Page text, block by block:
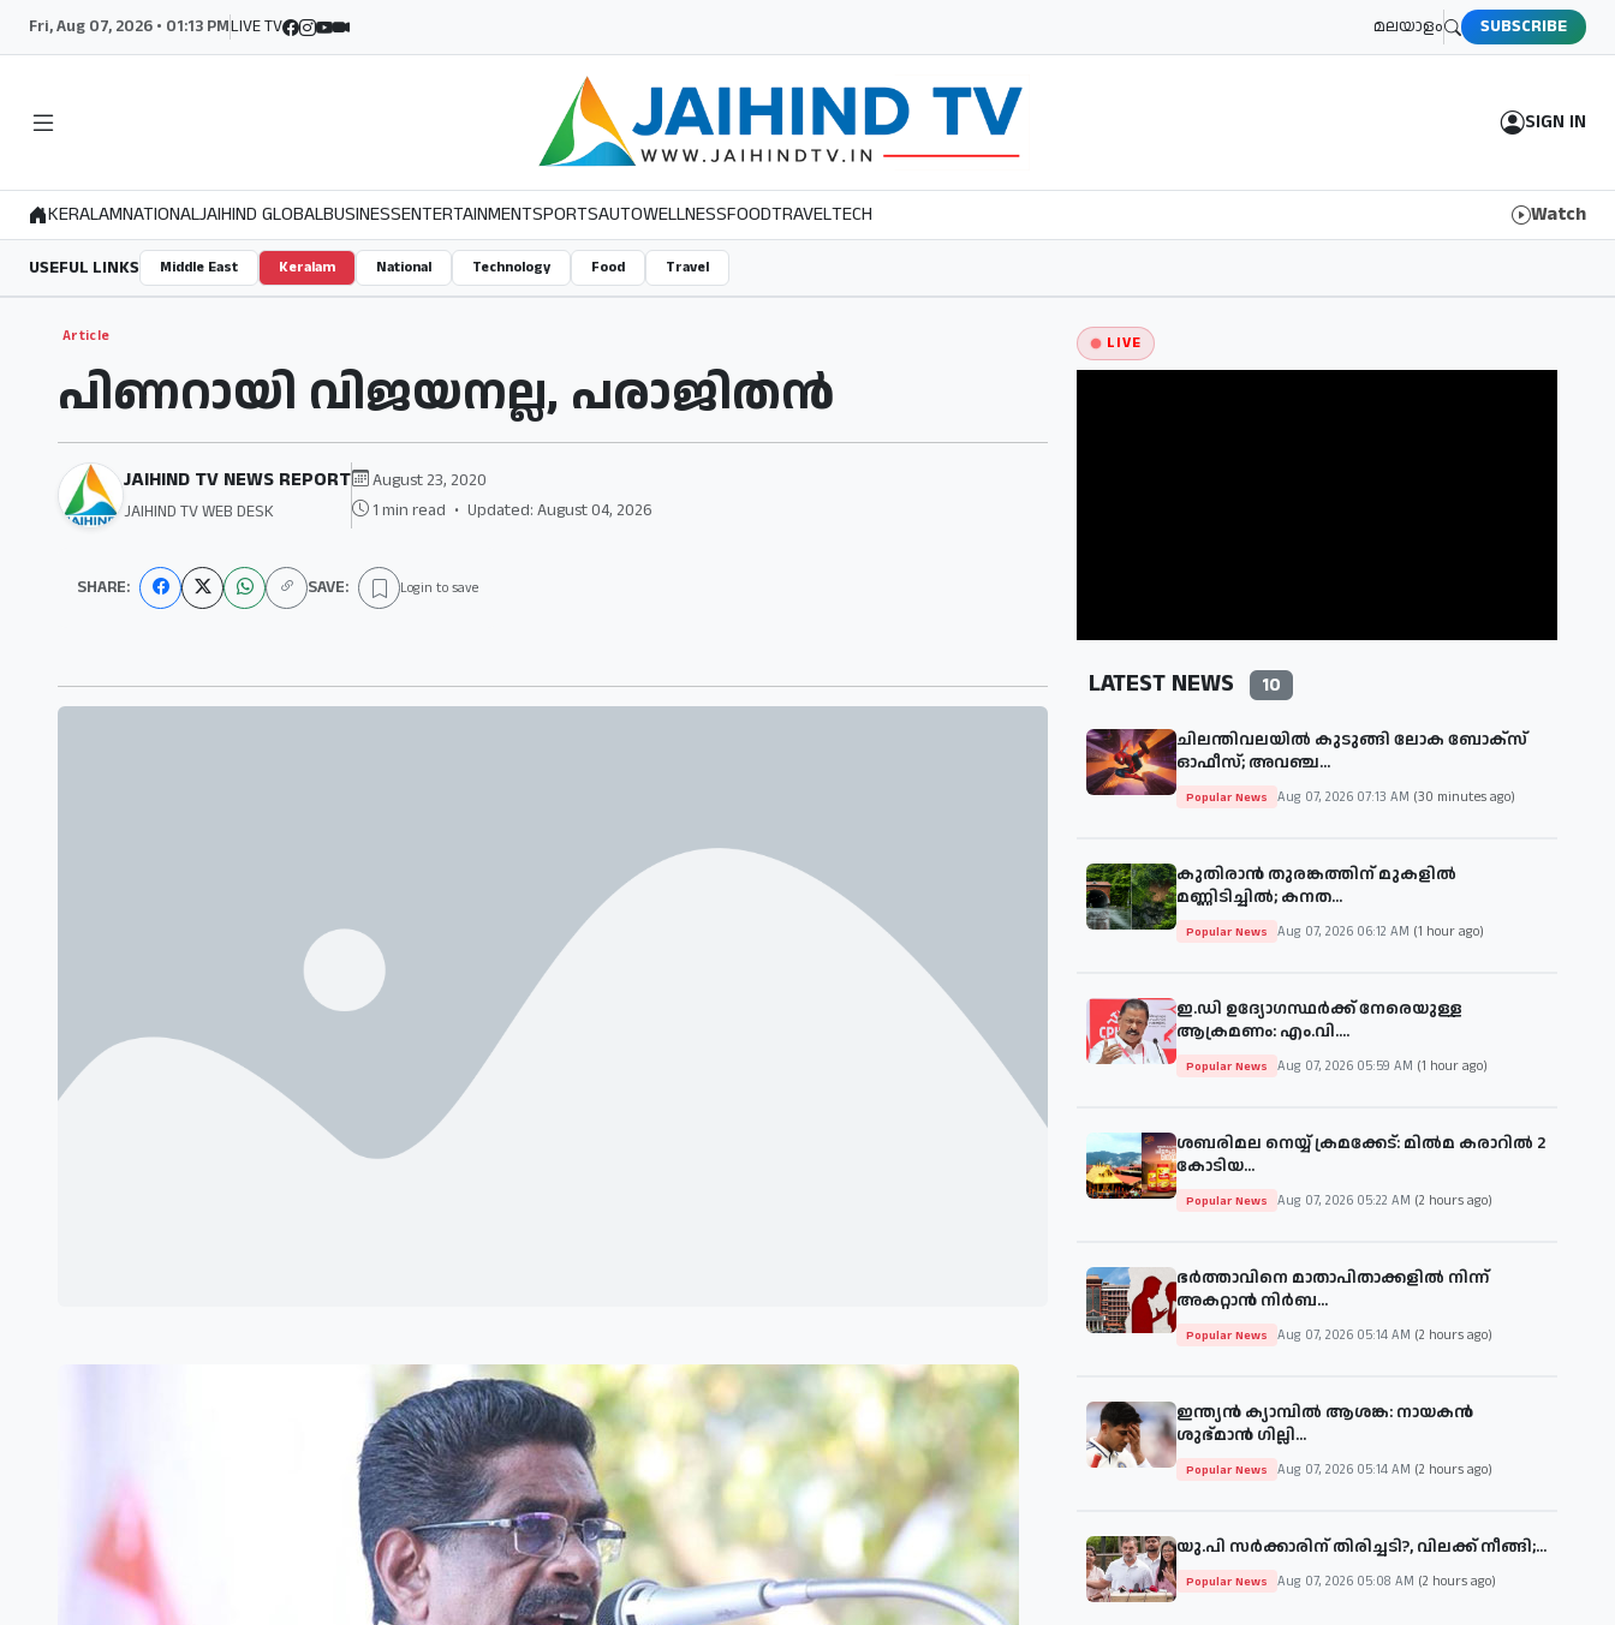
Fri, Aug 07, 2026 • 01:13 PMLIVE TV മലയാളം SUBSCRIBE
SIGN IN
KERALAMNATIONALJAIHIND GLOBALBUSINESSENTERTAINMENTSPORTSAUTOWELLNESSFOODTRAVELTECH Watch
USEFUL LINKS Middle East Keralam National Technology Food Travel
Article
പിണറായി വിജയനല്ല, പരാജിതന്‍
JAIHIND TV NEWS REPORT
JAIHIND TV WEB DESK
August 23, 2020
1 min read • Updated: August 04, 2026
SHARE: SAVE: Login to save
LIVE
LATEST NEWS 10
ചിലന്തിവലയിൽ കുടുങ്ങി ലോക ബോക്സ്
ഓഫീസ്; അവഞ്ച...
Popular News Aug 07, 2026 07:13 AM (30 minutes ago)
കുതിരാൻ തുരങ്കത്തിന് മുകളിൽ
മണ്ണിടിച്ചിൽ; കനത...
Popular News Aug 07, 2026 06:12 AM (1 hour ago)
ഇ.ഡി ഉദ്യോഗസ്ഥർക്ക് നേരെയുള്ള
ആക്രമണം: എം.വി....
Popular News Aug 07, 2026 05:59 AM (1 hour ago)
ശബരിമല നെയ്യ് ക്രമക്കേട്: മിൽമ കരാറിൽ 2
കോടിയ...
Popular News Aug 07, 2026 05:22 AM (2 hours ago)
ഭർത്താവിനെ മാതാപിതാക്കളിൽ നിന്ന്
അകറ്റാൻ നിർബ...
Popular News Aug 07, 2026 05:14 AM (2 hours ago)
ഇന്ത്യൻ ക്യാമ്പിൽ ആശങ്ക: നായകൻ
ശുഭ്മാൻ ഗില്ലി...
Popular News Aug 07, 2026 05:14 AM (2 hours ago)
യു.പി സർക്കാരിന് തിരിച്ചടി?, വിലക്ക് നീങ്ങി;...
Popular News Aug 07, 2026 05:08 AM (2 hours ago)